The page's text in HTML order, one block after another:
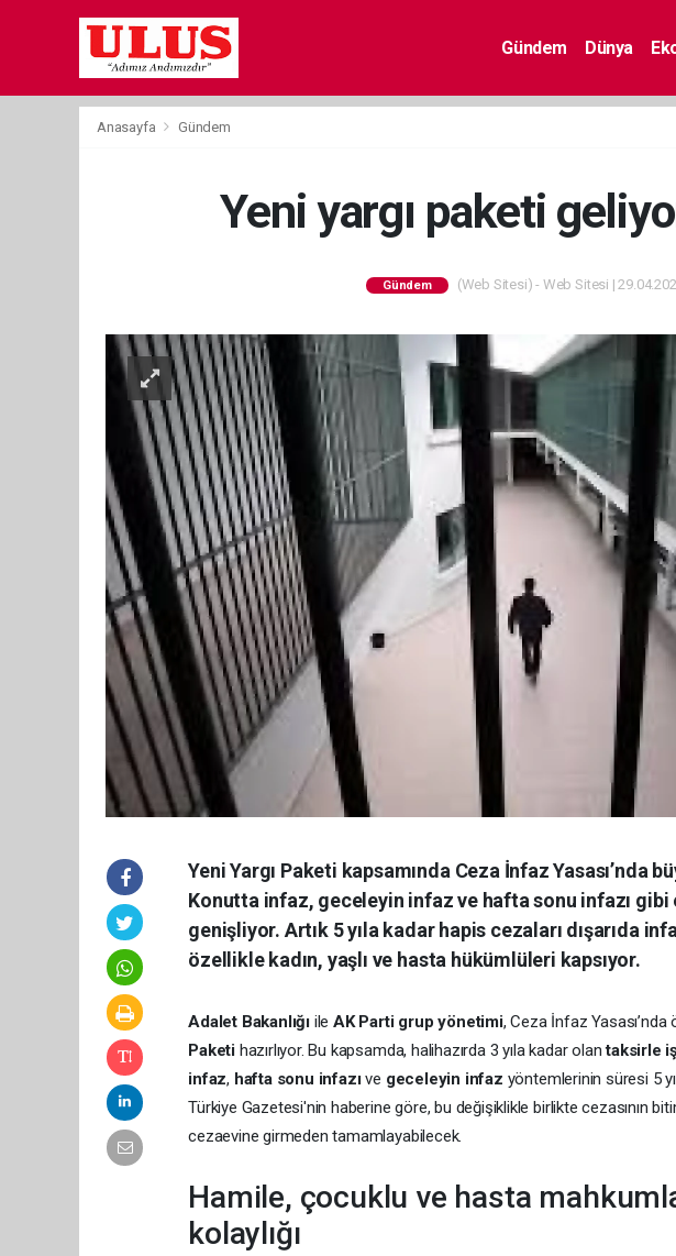
Gündem Dünya
Anasayfa Gündem
Yeni yargı paketi
Gündem (Web Sitesi) - Web Sitesi |
Yeni Yargı Paketi kapsamında Ceza İnfaz Yasası’nda
Konutta infaz, geceleyin infaz ve hafta sonu infazı gibi
genişliyor. Artık 5 yıla kadar hapis cezaları dışarıda
özellikle kadın, yaşlı ve hasta hükümlüleri kapsıyor.
Adalet Bakanlığı ileAK Parti grup yönetimi, Ceza İnfaz
Paketihazırlıyor. Bu kapsamda, halihazırda 3 yıla kadar olantaksirle
infaz, hafta sonu infazıve geceleyin infaz yöntemlerinin süresi 5
Türkiye Gazetesi'nin haberine göre, bu değişiklikle birlikte cezasının
cezaevine girmeden tamamlayabilecek.
Hamile, çocuklu ve hasta
kolaylığı